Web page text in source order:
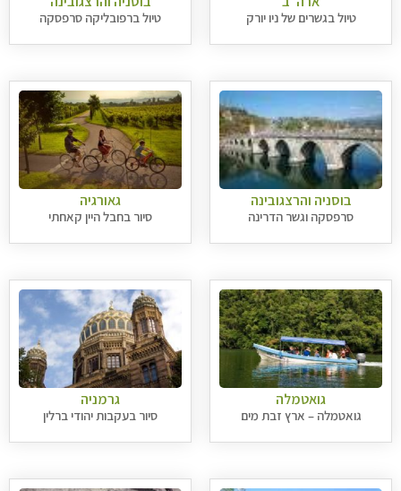
טיול בגשרים של ניו יורק טיול ברפובליקה סרפסקה
בוסניה והרצגובינה
סרפסקה וגשר הדרינה
גאורגיה
סיור בחבל היין קאחתי
גואטמלה
גואטמלה – ארץ זבת מים
גרמניה
סיור בעקבות יהודי ברלין